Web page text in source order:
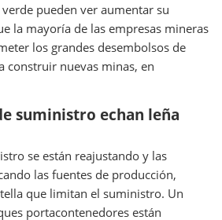
pueden ver aumentar su
la mayoría de las empresas mineras
los grandes desembolsos de
construir nuevas minas, en
suministro echan leña
se están reajustando y las
las fuentes de producción,
que limitan el suministro. Un
portacontenedores están